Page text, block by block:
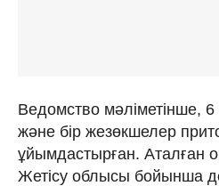
Ведомство мәліметінше,
және бір жезөкшелер
ұйымдастырған. Аталған
Жетісу облысы бойынша